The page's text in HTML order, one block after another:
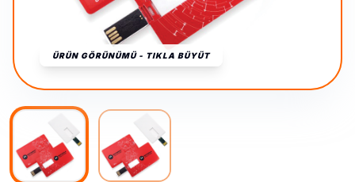
ÜRÜN GÖRÜNÜMÜ - TIKLA BÜYÜT